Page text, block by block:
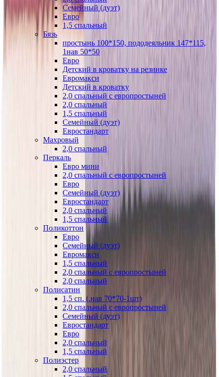
Семейный (дуэт)
Евро
1,5 спальный
Бязь
простынь 100*150, пододеяльник 147*115,
1нав 50*50
Евро
Детский в кроватку на резинке
Евромакси
Детский в кроватку
2,0 спальный с европростыней
2,0 спальный
1,5 спальный
Семейный (дуэт)
Евростандарт
Махровый
2,0 спальный
Перкаль
Евро мини
2,0 спальный с европростыней
Евро
Семейный (дуэт)
Евростандарт
2,0 спальный
1,5 спальный
Поликоттон
Евро
Семейный (дуэт)
Евромакси
1,5 спальный
2,0 спальный с европростыней
2,0 спальный
Полисатин
1,5 сп. (.нав 70*70-1шт)
2,0 спальный с европростыней
Семейный (дуэт)
Евростандарт
Евро
2,0 спальный
1,5 спальный
Полиэстер
2,0 спальный